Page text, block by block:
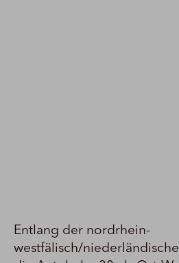
Entlang der nordrhein-
westfälisch/